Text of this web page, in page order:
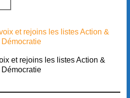
et rejoins les listes Action &
Démocratie